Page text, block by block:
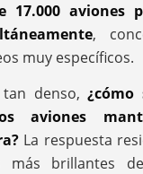
17.000 aviones
,
muy específicos.
tan denso,¿cómo
aviones
La respuesta
más brillantes